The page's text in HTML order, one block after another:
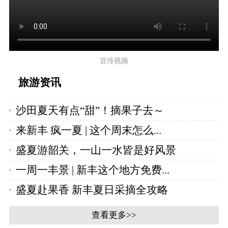
宣传视频
旅游资讯
沙田夏天有点“甜”！摘果子去～
来新丰 疯一夏 | 这个周末怎么...
盛夏游韶关，一山一水皆是好风景
一周一丰景 | 新丰这个地方免费...
盛夏赴果香 新丰夏日采摘全攻略
查看更多>>